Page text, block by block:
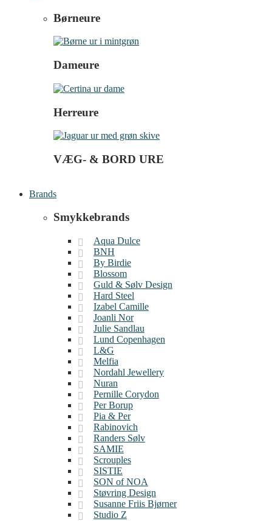
Børneure
Dameure
Herreure
VÆG- & BORD URE
Brands
Smykkebrands
Aqua Dulce
BNH
By Birdie
Blossom
Guld & Sølv Design
Hard Steel
Izabel Camille
Joanli Nor
Julie Sandlau
Lund Copenhagen
L&G
Melfia
Nordahl Jewellery
Nuran
Pernille Corydon
Per Borup
Pia & Per
Rabinovich
Randers Sølv
SAMIE
Scrouples
SISTIE
SON of NOA
Støvring Design
Susanne Friis Bjørner
Studio Z